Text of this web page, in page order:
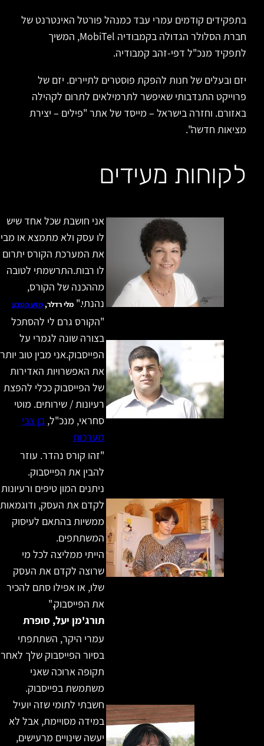
בתפקידים קודמים עמרי עבד כמנהל פורטל האינטרנט של
חברת הסלולר הגדולה בקמבודיה MobiTel, המשיך
לתפקיד מנכ"ל דפי-זהב קמבודיה.
יזם ובעלים של חנות להפקת פוסטרים לתיירים. יזם של
פרוייקט התנדבותי שאיפשר לתרמילאים לתרום לקהילה
באזורם. וחזרה בישראל – מייסד של אתר "פילים – יצירת
מציאות חדשה".
לקוחות מעידים
אני חושבת שכל אחד שיש
לו עסק ולא מתמצא או מבין
את המערכת הקורס יתרום
לו רבות.התרשמתי לטובה
מההכנה של הקורס,
נהנתי." מלי רדלר,מגע הטבע
"הקורס גרם לי להסתכל
בצורה שונה לגמרי על
הפייסבוק.אני מבין טוב יותר
את האפשרויות האדירות
של הפייסבוק ככלי להפצת
רעיונות / שירותים. מוטי
סחראי, מנכ"ל, בן צבי
מערכות
"זהו קורס נהדר. עוזר
להבין את הפייסבוק.
ניתנים המון טיפים ורעיונות
לקדם את העסק, ודוגמאות
ממשיות בהתאם לעיסוק
המשתתפים.
הייתי ממליצה לכל מי
שרוצה לקדם את העסק
שלו, או אפילו סתם להכיר
את הפייסבוק."
תורג'מן יעל, סופרת
עמרי היקר, השתתפתי
בסיור הפייסבוק שלך לאחר
תקופה ארוכה שאני
משתמשת בפייסבוק.
חשבתי לתומי שזה יועיל
במידה מסויימת, אבל לא
יעשה שינויים מרעישים,